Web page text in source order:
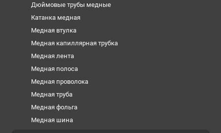
Дюймовые трубы медные
Катанка медная
Медная втулка
Медная капиллярная трубка
Медная лента
Медная полоса
Медная проволока
Медная труба
Медная фольга
Медная шина